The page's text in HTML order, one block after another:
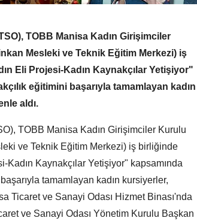
TOBB Manisa Kadın Girişimciler
Mesleki ve Teknik Eğitim Merkezi) iş
Eli Projesi-Kadın Kaynakçılar Yetişiyor"
eğitimini başarıyla tamamlayan kadın
aldı.
TOBB Manisa Kadın Girişimciler Kurulu
ve Teknik Eğitim Merkezi) iş birliğinde
Kaynakçılar Yetişiyor" kapsamında
tamamlayan kadın kursiyerler,
Ticaret ve Sanayi Odası Hizmet Binası'nda
ve Sanayi Odası Yönetim Kurulu Başkan